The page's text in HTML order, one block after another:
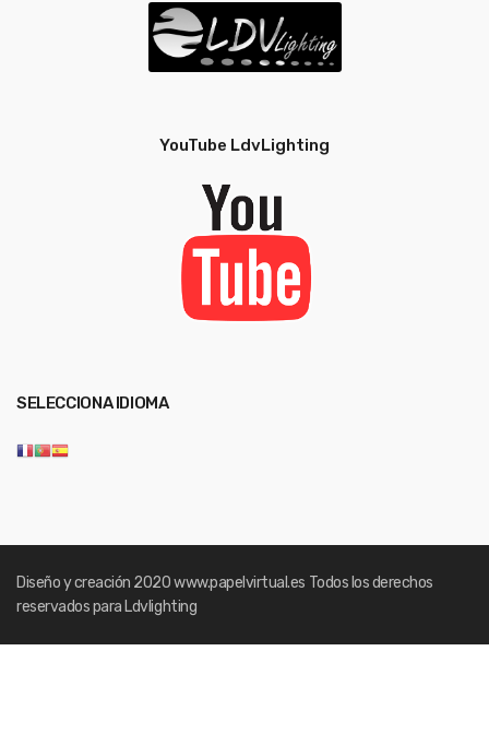
YouTube LdvLighting
SELECCIONA IDIOMA
Diseño y creación 2020www.papelvirtual.es Todos los derechos
reservados para Ldvlighting